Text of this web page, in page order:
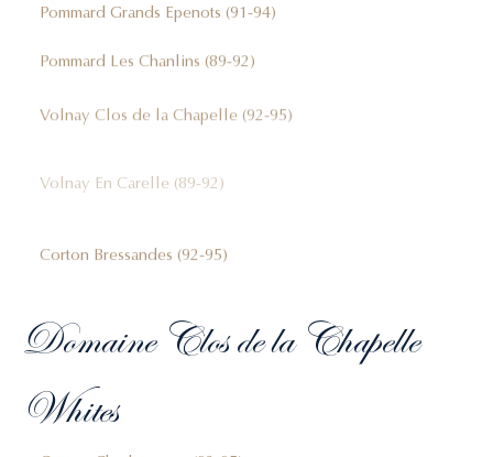
Pommard Grands Epenots (91-94)
Pommard Les Chanlins (89-92)
Volnay Clos de la Chapelle (92-95)
Volnay En Carelle (89-92)
Volnay Taillepieds (92-95)
Corton Bressandes (92-95)
Domaine Clos de la Chapelle
Whites